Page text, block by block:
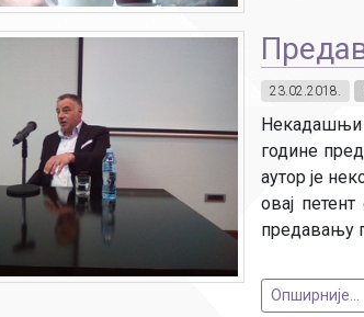
23.02.2018.
Некадашњи
године
аутор је
овај
предавању
Опширније...